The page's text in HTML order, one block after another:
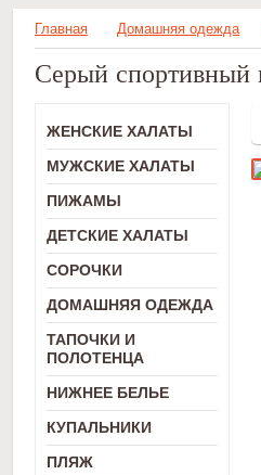
Главная Домашняя одежда
Серый
ЖЕНСКИЕ ХАЛАТЫ
МУЖСКИЕ ХАЛАТЫ
ПИЖАМЫ
ДЕТСКИЕ ХАЛАТЫ
СОРОЧКИ
ДОМАШНЯЯ ОДЕЖДА
ТАПОЧКИ И
ПОЛОТЕНЦА
НИЖНЕЕ БЕЛЬЕ
КУПАЛЬНИКИ
ПЛЯЖ